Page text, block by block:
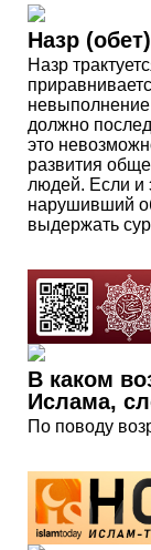
Назр (обет)
Назр
должно
это
развития
людей. Если и
нарушивший
выдержать
В каком
Ислама,
По поводу